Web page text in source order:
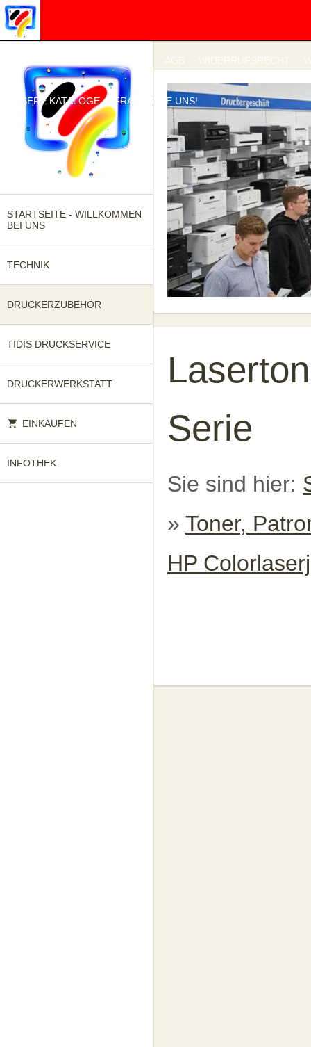
AGB WIDERRUFSRECHT
UNSERE KATALOGE FRAGEN SIE UNS!
STARTSEITE - WILLKOMMEN
BEI UNS
TECHNIK
DRUCKERZUBEHÖR
TIDIS DRUCKSERVICE
DRUCKERWERKSTATT
EINKAUFEN
INFOTHEK
Serie
Sie sind hier:
» Toner,
HP